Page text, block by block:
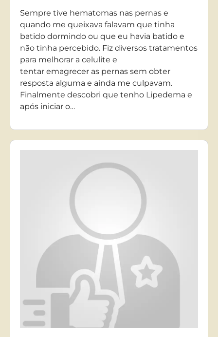
Sempre tive hematomas nas pernas e
quando me queixava falavam que tinha
batido dormindo ou que eu havia batido e
não tinha percebido. Fiz diversos tratamentos
para melhorar a celulite e
tentar emagrecer as pernas sem obter
resposta alguma e ainda me culpavam.
Finalmente descobri que tenho Lipedema e
após iniciar o…